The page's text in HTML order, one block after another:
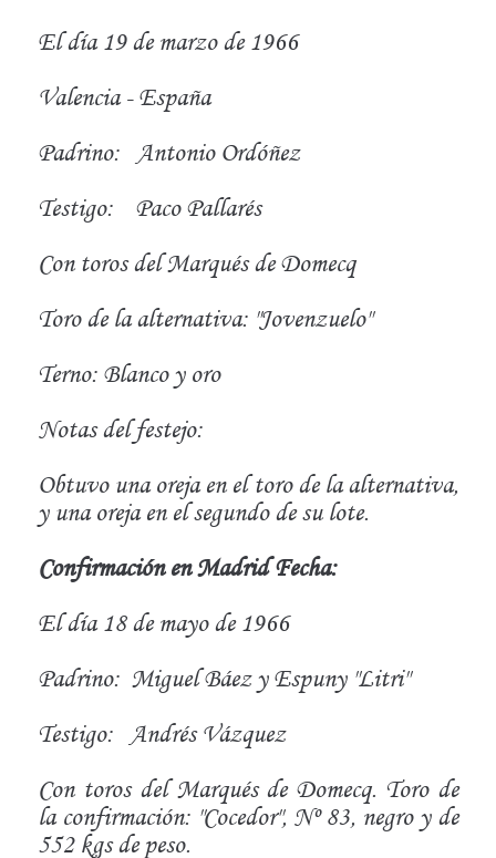
El día 19 de marzo de 1966
Valencia - España
Padrino:
Antonio Ordóñez
Testigo:
Paco Pallarés
Con toros del Marqués de Domecq
Toro de la alternativa: "Jovenzuelo"
Terno: Blanco y oro
Notas del festejo:
Obtuvo una oreja en el toro de la alternativa,
y una oreja en el segundo de su lote.
Confirmación en Madrid Fecha:
El día 18 de mayo de 1966
Padrino: Miguel Báez y Espuny "Litri"
Testigo:
Andrés Vázquez
Con toros del Marqués de Domecq. Toro de
la confirmación: "Cocedor", Nº 83, negro y de
552 kgs de peso.